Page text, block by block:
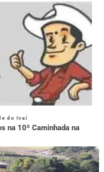
do Ivaí
na 10ª Caminhada na